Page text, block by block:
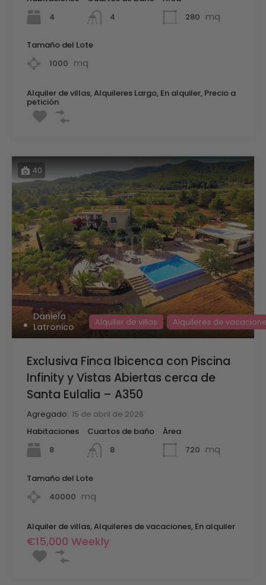
4
4
280 mq
Tamaño del Lote
1000 mq
Alquiler de villas, Alquileres Largo, En alquiler, Precio a
petición
40
Daniela
Latronico
Alquiler de villas Alquileres de
Exclusiva Finca Ibicenca con Piscina
Infinity y Vistas Abiertas cerca de
Santa Eulalia – A350
Agregado: 15 de abril de 2026
Habitaciones
8
Cuartos de baño
8
Área
720 mq
Tamaño del Lote
40000 mq
Alquiler de villas, Alquileres de vacaciones, En alquiler
€15,000 Weekly